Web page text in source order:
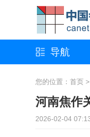
导航
您的位置： 首页 >
河南焦作
2026-02-04